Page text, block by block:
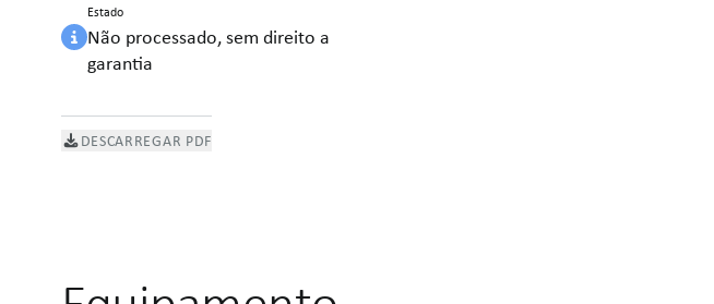
Estado
Não processado, sem direito a
garantia
DESCARREGAR PDF